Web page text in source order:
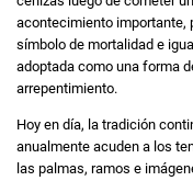
acontecimiento importante,
símbolo de mortalidad e
adoptada como una forma
arrepentimiento.
Hoy en día, la tradición
anualmente acuden a los
las palmas, ramos e